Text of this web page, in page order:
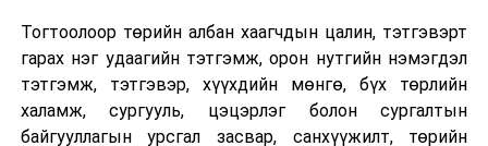
Тогтоолоор төрийн албан хаагчдын цалин, тэтгэвэрт
гарах нэг удаагийн тэтгэмж, орон нутгийн нэмэгдэл
тэтгэмж, тэтгэвэр, хүүхдийн мөнгө, бүх төрлийн
халамж, сургууль, цэцэрлэг болон сургалтын
байгууллагын урсгал засвар, санхүүжилт, төрийн